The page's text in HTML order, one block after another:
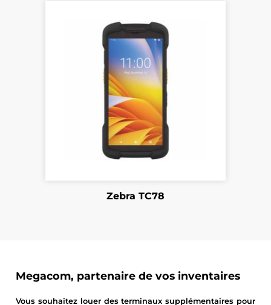
Zebra TC78
Megacom, partenaire de vos inventaires
Vous souhaitez louer des terminaux supplémentaires pour